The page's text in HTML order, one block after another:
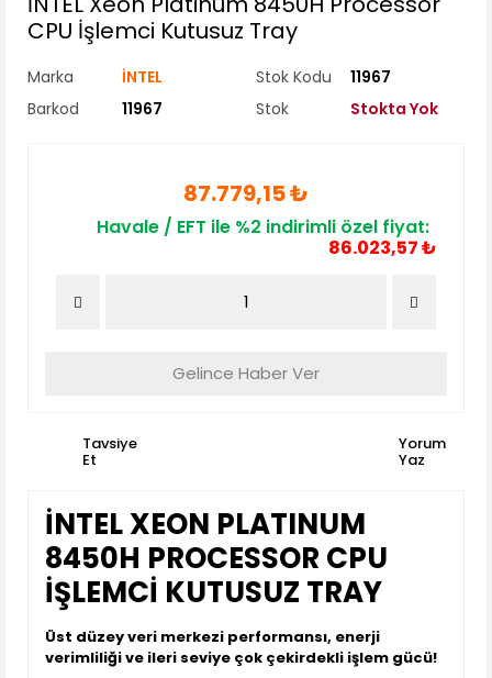
CPU İşlemci Kutusuz Tray
Marka İNTEL Stok Kodu
11967
Barkod
11967 Stok Stokta Yok
87.779,15 ₺
Havale / EFT ile %2 indirimli özel fiyat:
86.023,57 ₺
Gelince Haber Ver
Tavsiye
Et
Yorum
Yaz
İNTEL XEON PLATINUM
8450H PROCESSOR CPU
İŞLEMCİ KUTUSUZ TRAY
Üst düzey veri merkezi performansı, enerji
verimliliği ve ileri seviye çok çekirdekli işlem gücü!